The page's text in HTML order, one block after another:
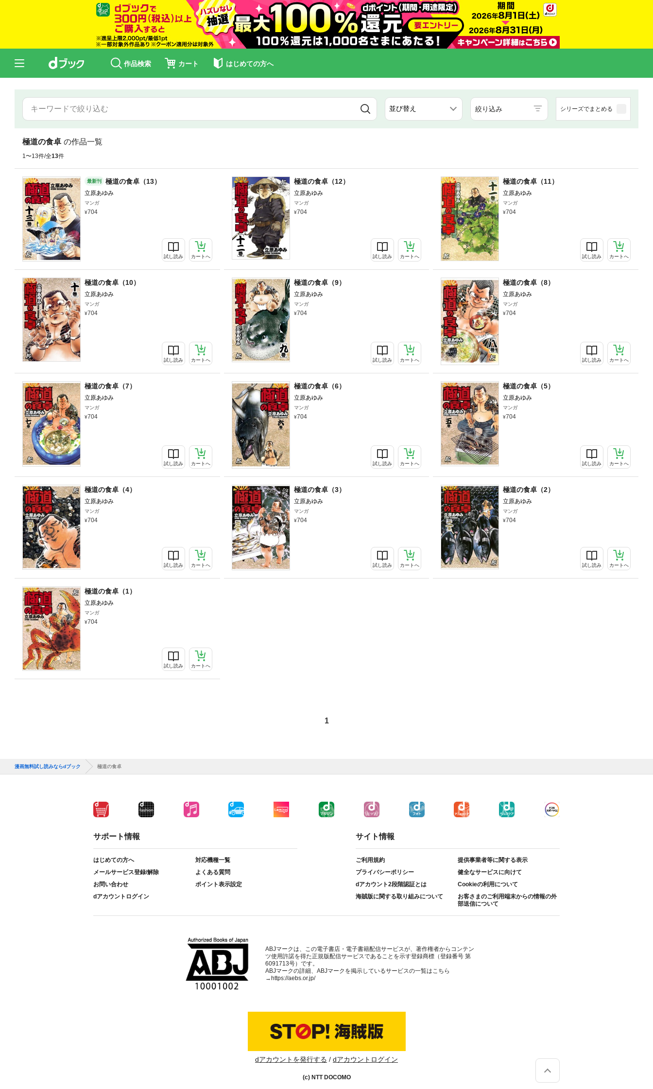
作品検索 カート はじめての方へ
絞り込み シリーズでまとめる
極道の食卓 の作品一覧
1〜13件/全13件
最新刊 極道の食卓（13）
立原あゆみ
マンガ
704
試し読み カートへ
極道の食卓（12）
立原あゆみ
マンガ
704
試し読み カートへ
極道の食卓（11）
立原あゆみ
マンガ
704
試し読み カートへ
極道の食卓（10）
立原あゆみ
マンガ
704
試し読み カートへ
極道の食卓（9）
立原あゆみ
マンガ
704
試し読み カートへ
極道の食卓（8）
立原あゆみ
マンガ
704
試し読み カートへ
極道の食卓（7）
立原あゆみ
マンガ
704
試し読み カートへ
極道の食卓（6）
立原あゆみ
マンガ
704
試し読み カートへ
極道の食卓（5）
立原あゆみ
マンガ
704
試し読み カートへ
極道の食卓（4）
立原あゆみ
マンガ
704
試し読み カートへ
極道の食卓（3）
立原あゆみ
マンガ
704
試し読み カートへ
極道の食卓（2）
立原あゆみ
マンガ
704
試し読み カートへ
極道の食卓（1）
立原あゆみ
マンガ
704
試し読み カートへ
1
漫画無料試し読みならdブック 極道の食卓
サポート情報
はじめての方へ
対応機種一覧
メールサービス登録/解除
よくある質問
お問い合わせ
ポイント表示設定
dアカウントログイン
サイト情報
ご利用規約
提供事業者等に関する表示
プライバシーポリシー
健全なサービスに向けて
dアカウント2段階認証とは
Cookieの利用について
海賊版に関する取り組みについて
お客さまのご利用端末からの情報の外
部送信について
ABJマークは、この電子書店・電子書籍配信サービスが、著作権者からコンテン
ツ使用許諾を得た正規版配信サービスであることを示す登録商標（登録番号 第
6091713号）です。
ABJマークの詳細、ABJマークを掲示しているサービスの一覧はこちら
→ https://aebs.or.jp/
dアカウントを発行する dアカウントログイン
(c) NTT DOCOMO